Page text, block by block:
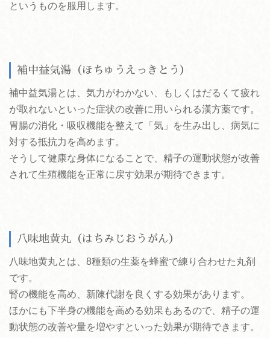
というものを服用します。
補中益気湯（ほちゅうえっきとう）
補中益気湯とは、気力がわかない、もしくはだるくて疲れ
が取れないといった症状の改善に用いられる漢方薬です。
胃腸の消化・吸収機能を整えて「気」を生み出し、病気に
対する抵抗力を高めます。
そうして健康な身体になることで、精子の運動状態が改善
されて生殖機能を正常に戻す効果が期待できます。
八味地黄丸（はちみじおうがん）
八味地黄丸とは、8種類の生薬を蜂蜜で練り合わせた丸剤
です。
腎の機能を高め、新陳代謝を良くする効果があります。
ほかにも下半身の機能を高める効果もあるので、精子の運
動状態の改善や量を増やすといった効果が期待できます。